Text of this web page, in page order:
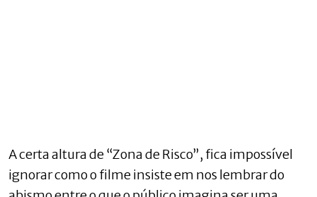
A certa altura de “Zona de Risco”, fica impossível
ignorar como o filme insiste em nos lembrar do